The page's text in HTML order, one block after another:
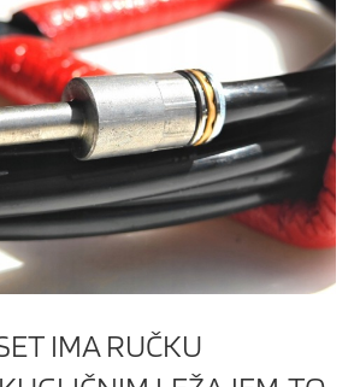
IMA RUČKU